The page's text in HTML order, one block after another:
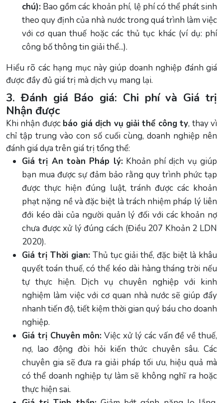
chú): Bao gồm các khoản phí, lệ phí có thể phát sinh
theo quy định của nhà nước trong quá trình làm việc
với cơ quan thuế hoặc các thủ tục khác (ví dụ: phí
công bố thông tin giải thể...).
Hiểu rõ các hạng mục này giúp doanh nghiệp đánh giá
được đầy đủ giá trị mà dịch vụ mang lại.
3. Đánh giá Báo giá: Chi phí và Giá trị
Nhận được
Khi nhận được báo giá dịch vụ giải thể công ty, thay vì
chỉ tập trung vào con số cuối cùng, doanh nghiệp nên
đánh giá dựa trên giá trị tổng thể:
Giá trị An toàn Pháp lý:Khoản phí dịch vụ giúp
bạn mua được sự đảm bảo rằng quy trình phức tạp
được thực hiện đúng luật, tránh được các khoản
phạt nặng nề và đặc biệt là trách nhiệm pháp lý liên
đới kéo dài của người quản lý đối với các khoản nợ
chưa được xử lý đúng cách (Điều 207 Khoản 2 LDN
2020).
Giá trị Thời gian:Thủ tục giải thể, đặc biệt là khâu
quyết toán thuế, có thể kéo dài hàng tháng trời nếu
tự thực hiện. Dịch vụ chuyên nghiệp với kinh
nghiệm làm việc với cơ quan nhà nước sẽ giúp đẩy
nhanh tiến độ, tiết kiệm thời gian quý báu cho doanh
nghiệp.
Giá trị Chuyên môn: Việc xử lý các vấn đề về thuế,
nợ, lao động đòi hỏi kiến thức chuyên sâu. Các
chuyên gia sẽ đưa ra giải pháp tối ưu, hiệu quả mà
có thể doanh nghiệp tự làm sẽ không nghĩ ra hoặc
thực hiện sai.